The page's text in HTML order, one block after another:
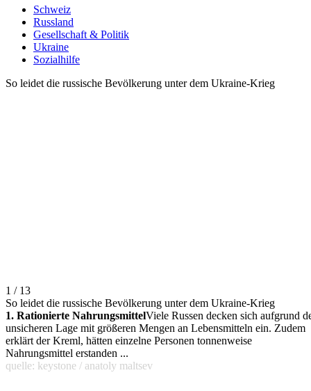
Schweiz
Russland
Gesellschaft & Politik
Ukraine
Sozialhilfe
So leidet die russische Bevölkerung unter dem Ukraine-Krieg
1 / 13
So leidet die russische Bevölkerung unter dem Ukraine-Krieg
1. Rationierte NahrungsmittelViele Russen decken sich aufgrund
unsicheren Lage mit größeren Mengen an Lebensmitteln ein. Zudem
erklärt der Kreml, hätten einzelne Personen tonnenweise
Nahrungsmittel erstanden ...
quelle: keystone / anatoly maltsev